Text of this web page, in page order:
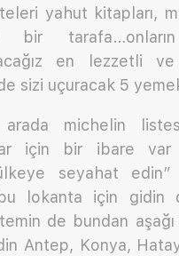
yahut kitapları,
en lezzetli
sizi uçuracak 5
michelin
için bir ibare var
seyahat
lokanta için gidin
de bundan aşağı
Antep, Konya,